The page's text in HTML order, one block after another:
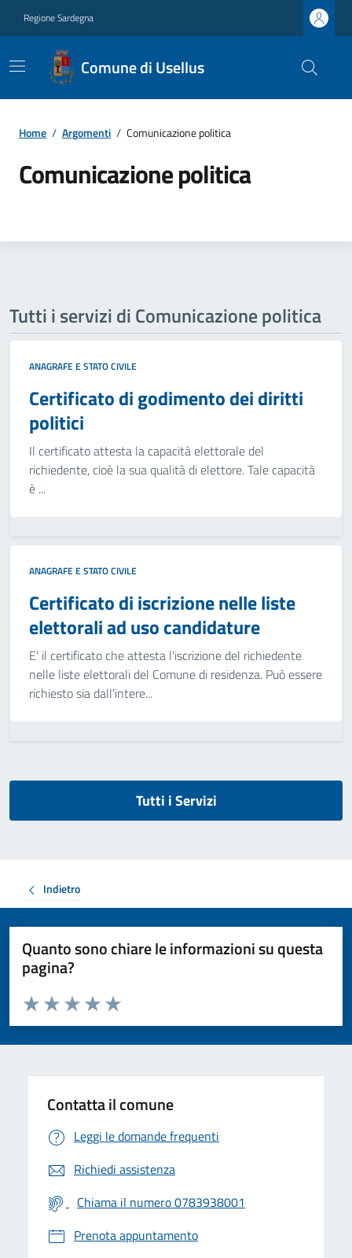
Regione Sardegna
Comune di Usellus
Home / Argomenti / Comunicazione politica
Comunicazione politica
Tutti i servizi di Comunicazione politica
ANAGRAFE E STATO CIVILE
Certificato di godimento dei diritti
politici
Il certificato attesta la capacità elettorale del
richiedente, cioè la sua qualità di elettore. Tale capacità
è ...
ANAGRAFE E STATO CIVILE
Certificato di iscrizione nelle liste
elettorali ad uso candidature
E' il certificato che attesta l'iscrizione del richiedente
nelle liste elettorali del Comune di residenza. Può essere
richiesto sia dall'intere...
Tutti i Servizi
Indietro
Quanto sono chiare le informazioni su questa
pagina?
Valuta da 1 a 5 stelle la pagina
Valuta 5 stelle su 5
Valuta 4 stelle su 5
Valuta 3 stelle su 5
Valuta 2 stelle su 5
Valuta 1 stelle su 5
Contatta il comune
Leggi le domande frequenti
Richiedi assistenza
Chiama il numero 0783938001
Prenota appuntamento